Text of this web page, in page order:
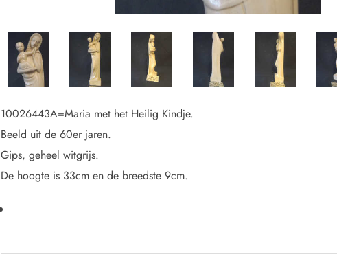
10026443A=Maria met het Heilig Kindje.
Beeld uit de 60er jaren.
Gips, geheel witgrijs.
De hoogte is 33cm en de breedste 9cm.